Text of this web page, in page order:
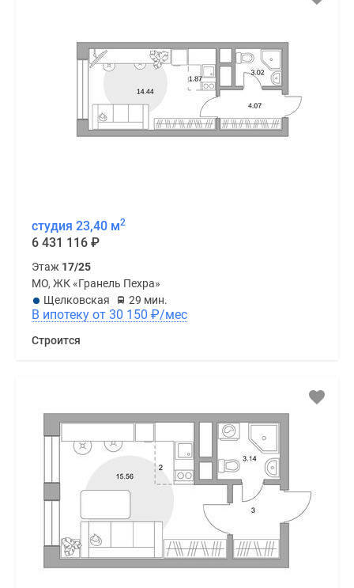
студия 23,40 м2
6 431 116 ₽
Этаж 17/25
МО, ЖК «Гранель Пехра»
Щелковская
29 мин.
В ипотеку от 30 150 ₽/мес
Строится